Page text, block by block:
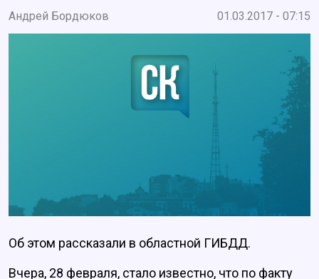
Андрей Бордюков 01.03.2017 - 07:15
Об этом рассказали в областной ГИБДД.
Вчера, 28 февраля, стало известно, что по факту